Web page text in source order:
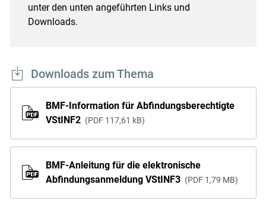
unter den unten angeführten Links und
Downloads.
Downloads zum Thema
BMF-Information für Abfindungsberechtigte
VStINF2
PDF 117,61 kB
BMF-Anleitung für die elektronische
Abfindungsanmeldung VStINF3
PDF 1,79 MB